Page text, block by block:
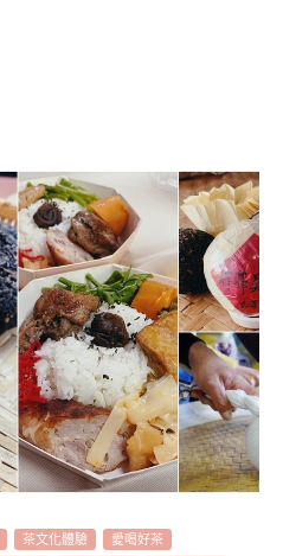
茶文化體驗
愛喝好茶